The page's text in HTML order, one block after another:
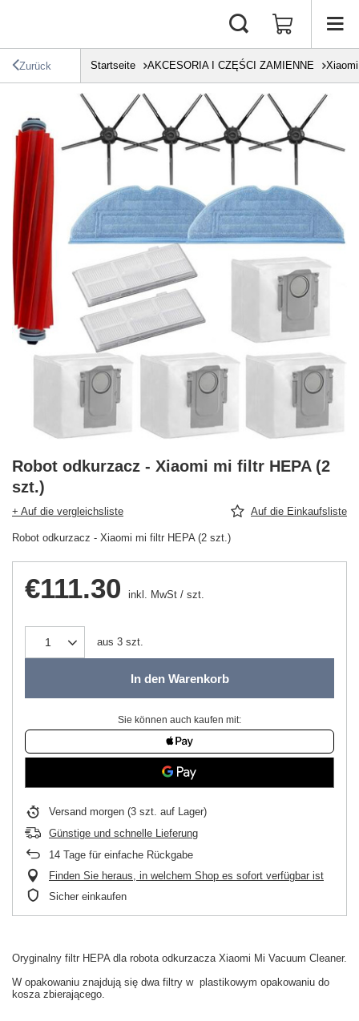
Zurück Startseite AKCESORIA I CZĘŚCI ZAMIENNE Xiaomi
Robot odkurzacz - Xiaomi mi filtr HEPA (2
szt.)
+ Auf die vergleichsliste Auf die Einkaufsliste
Robot odkurzacz - Xiaomi mi filtr HEPA (2 szt.)
€111.30 inkl. MwSt / szt.
aus 3 szt.
In den Warenkorb
Sie können auch kaufen mit:
Versand morgen (3 szt. auf Lager)
Günstige und schnelle Lieferung
14 Tage für einfache Rückgabe
Finden Sie heraus, in welchem Shop es sofort verfügbar ist
Sicher einkaufen
Oryginalny filtr HEPA dla robota odkurzacza Xiaomi Mi Vacuum Cleaner.
W opakowaniu znajdują się dwa filtry w plastikowym opakowaniu do
kosza zbierającego.